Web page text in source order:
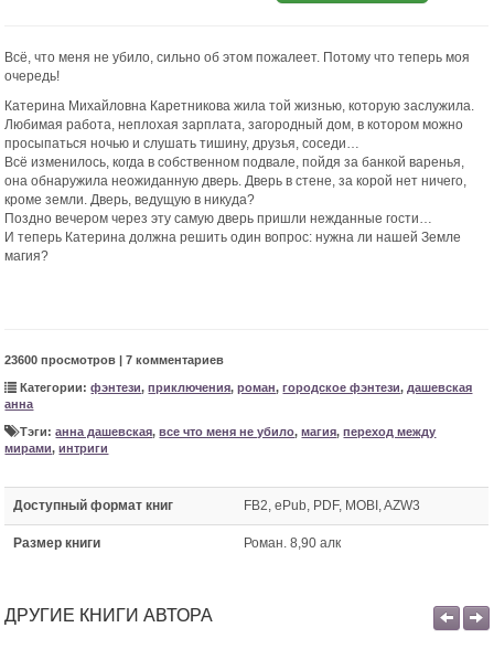
Всё, что меня не убило, сильно об этом пожалеет. Потому что теперь моя
очередь!
Катерина Михайловна Каретникова жила той жизнью, которую заслужила.
Любимая работа, неплохая зарплата, загородный дом, в котором можно
просыпаться ночью и слушать тишину, друзья, соседи…
Всё изменилось, когда в собственном подвале, пойдя за банкой варенья,
она обнаружила неожиданную дверь. Дверь в стене, за корой нет ничего,
кроме земли. Дверь, ведущую в никуда?
Поздно вечером через эту самую дверь пришли нежданные гости…
И теперь Катерина должна решить один вопрос: нужна ли нашей Земле
магия?
23600 просмотров | 7 комментариев
Категории:фэнтези,приключения,роман,городское фэнтези, дашевская
анна
Тэги:анна дашевская,все что меня не убило,магия,переход между
мирами,интриги
Доступный формат книг FB2, ePub, PDF, MOBI, AZW3
Размер книги Роман. 8,90 алк
ДРУГИЕ КНИГИ АВТОРА